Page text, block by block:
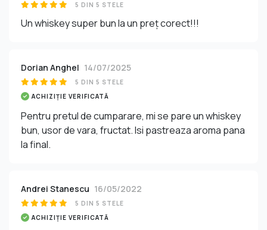
5 DIN 5 STELE
Un whiskey super bun la un preț corect!!!
Dorian Anghel 14/07/2025
5 DIN 5 STELE
ACHIZIȚIE VERIFICATĂ
Pentru pretul de cumparare, mi se pare un whiskey
bun, usor de vara, fructat. Isi pastreaza aroma pana
la final.
Andrei Stanescu 16/05/2022
5 DIN 5 STELE
ACHIZIȚIE VERIFICATĂ